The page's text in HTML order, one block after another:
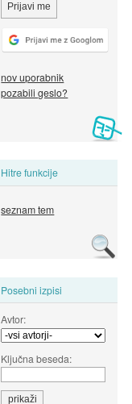
nov uporabnik
pozabili geslo?
Hitre funkcije
seznam tem
Posebni izpisi
Avtor:
Ključna beseda: